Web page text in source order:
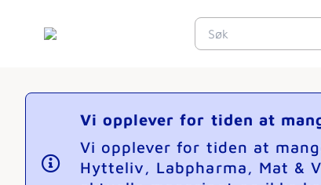
Vi opplever for tiden at
Vi opplever for tiden at
Hytteliv, Labpharma, Mat &